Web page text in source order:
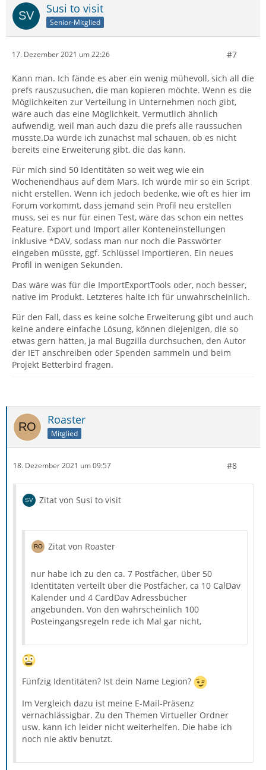
Susi to visit
Senior-Mitglied
17. Dezember 2021 um 22:26 #7
Kann man. Ich fände es aber ein wenig mühevoll, sich all die
prefs rauszusuchen, die man kopieren möchte. Wenn es die
Möglichkeiten zur Verteilung in Unternehmen noch gibt,
wäre auch das eine Möglichkeit. Vermutlich ähnlich
aufwendig, weil man auch dazu die prefs alle raussuchen
müsste.Da würde ich zunächst mal schauen, ob es nicht
bereits eine Erweiterung gibt, die das kann.
Für mich sind 50 Identitäten so weit weg wie ein
Wochenendhaus auf dem Mars. Ich würde mir so ein Script
nicht erstellen. Wenn ich jedoch bedenke, wie oft es hier im
Forum vorkommt, dass jemand sein Profil neu erstellen
muss, sei es nur für einen Test, wäre das schon ein nettes
Feature. Export und Import aller Konteneinstellungen
inklusive *DAV, sodass man nur noch die Passwörter
eingeben müsste, ggf. Schlüssel importieren. Ein neues
Profil in wenigen Sekunden.
Das wäre was für die ImportExportTools oder, noch besser,
native im Produkt. Letzteres halte ich für unwahrscheinlich.
Für den Fall, dass es keine solche Erweiterung gibt und auch
keine andere einfache Lösung, können diejenigen, die so
etwas gern hätten, ja mal Bugzilla durchsuchen, den Autor
der IET anschreiben oder Spenden sammeln und beim
Projekt Betterbird fragen.
Roaster
Mitglied
18. Dezember 2021 um 09:57 #8
Zitat von Susi to visit
Zitat von Roaster
nur habe ich zu den ca. 7 Postfächer, über 50
Identitäten verteilt über die Postfächer, ca 10 CalDav
Kalender und 4 CardDav Adressbücher
angebunden. Von den wahrscheinlich 100
Posteingangsregeln rede ich Mal gar nicht,
Fünfzig Identitäten? Ist dein Name Legion?
Im Vergleich dazu ist meine E-Mail-Präsenz
vernachlässigbar. Zu den Themen Virtueller Ordner
usw. kann ich leider nicht weiterhelfen. Die habe ich
noch nie aktiv benutzt.